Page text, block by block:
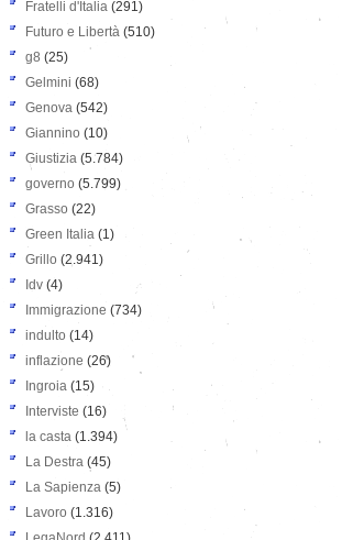
Fratelli d'Italia (291)
Futuro e Libertà (510)
g8 (25)
Gelmini (68)
Genova (542)
Giannino (10)
Giustizia (5.784)
governo (5.799)
Grasso (22)
Green Italia (1)
Grillo (2.941)
Idv (4)
Immigrazione (734)
indulto (14)
inflazione (26)
Ingroia (15)
Interviste (16)
la casta (1.394)
La Destra (45)
La Sapienza (5)
Lavoro (1.316)